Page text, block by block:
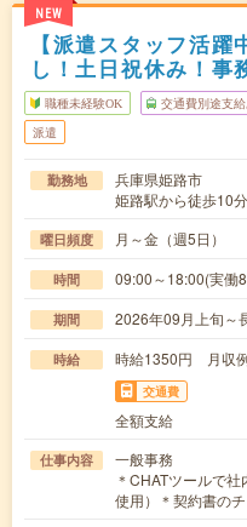
NEW
【派遣スタッフ活
し！土日祝休み！事
職種未経験OK 交通費別途支給
派遣
勤務地
兵庫県姫路市
姫路駅から徒歩10
曜日頻度 月～金（週5日）
時間 09:00～18:00(実
期間 2026年09月上旬～
時給 時給1350円 月収
交通費
全額支給
仕事内容
一般事務
＊CHATツールで
使用）＊契約書の